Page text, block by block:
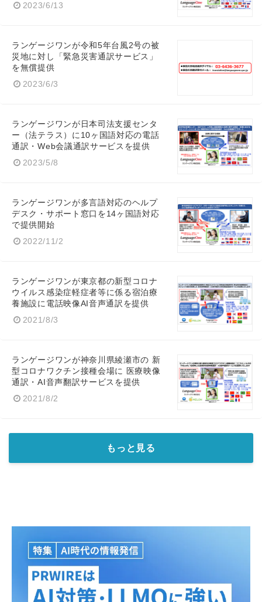
2023/6/13
ランゲージワンが令和5年台風2号の被
災地に対し「緊急災害通訳サービス」
を無償提供
2023/6/3
ランゲージワンが日本司法支援センタ
ー（法テラス）に10ヶ国語対応の電話
通訳・Web会議通訳サービスを提供
2023/5/8
ランゲージワンが多言語対応のヘルプ
デスク・サポート窓口を14ヶ国語対応
で提供開始
2022/11/2
ランゲージワンが東京都の新型コロナ
ウイルス感染症軽症者等に係る宿泊療
養施設に電話映像AI音声通訳を提供
2021/8/3
ランゲージワンが神奈川県綾瀬市の 新
型コロナワクチン接種会場に 医療映像
通訳・AI音声翻訳サービスを提供
2021/8/2
もっと見る